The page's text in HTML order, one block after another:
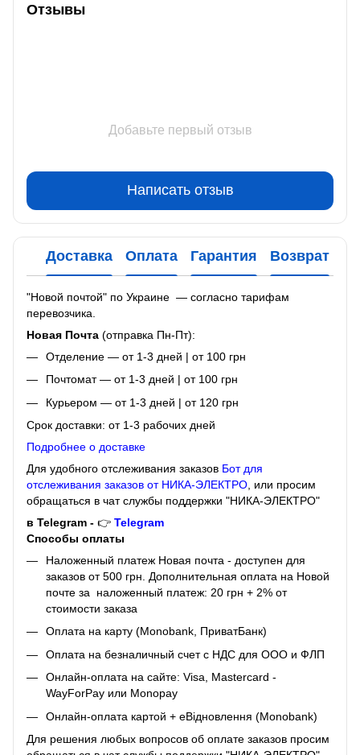
Отзывы
Добавьте первый отзыв
Написать отзыв
Доставка Оплата Гарантия Возврат
"Новой почтой" по Украине — согласно тарифам
перевозчика.
Новая Почта (отправка Пн-Пт):
Отделение — от 1-3 дней | от 100 грн
Почтомат — от 1-3 дней | от 100 грн
Курьером — от 1-3 дней | от 120 грн
Срок доставки: от 1-3 рабочих дней
Подробнее о доставке
Для удобного отслеживания заказов Бот для
отслеживания заказов от НИКА-ЭЛЕКТРО , или просим
обращаться в чат службы поддержки "НИКА-ЭЛЕКТРО"
в Telegram - 👉 Telegram
Способы оплаты
Наложенный платеж Новая почта - доступен для
заказов от 500 грн. Дополнительная оплата на Новой
почте за наложенный платеж: 20 грн + 2% от
стоимости заказа
Оплата на карту (Monobank, ПриватБанк)
Оплата на безналичный счет с НДС для ООО и ФЛП
Онлайн-оплата на сайте: Visa, Mastercard -
WayForPay или Monopay
Онлайн-оплата картой + eВідновлення (Monobank)
Для решения любых вопросов об оплате заказов просим